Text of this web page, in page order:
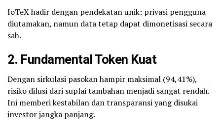
IoTeX hadir dengan pendekatan unik: privasi pengguna
diutamakan, namun data tetap dapat dimonetisasi secara
sah.
2. Fundamental Token Kuat
Dengan sirkulasi pasokan hampir maksimal (94,41%),
risiko dilusi dari suplai tambahan menjadi sangat rendah.
Ini memberi kestabilan dan transparansi yang disukai
investor jangka panjang.